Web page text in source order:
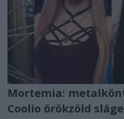
Mortemia:
Coolio örökzöld